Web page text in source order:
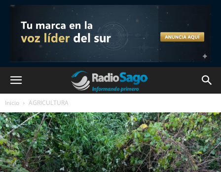
Inicio AGRICULTURA